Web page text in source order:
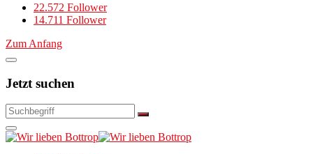
22.572 Follower
14.711 Follower
Zum Anfang
Jetzt suchen